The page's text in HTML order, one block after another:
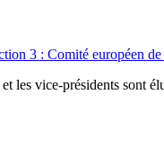
3 : Comité européen
les vice-présidents sont